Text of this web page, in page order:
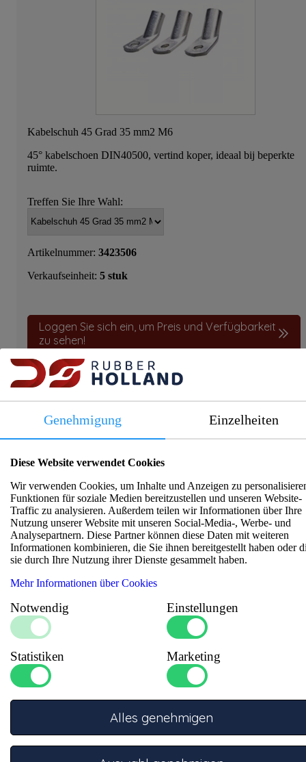
Kabelschuh 45 Grad 35 mm2 M6
45° kabelschoen DIN40500, vertind koper, ideaal bij beperkte
ruimte.
Treffen Sie Ihre Wahl:
Artikelnummer: 3423506
Verkaufseinheit: 5 stuk
Loggen Sie sich ein, um Preis und Verfügbarkeit
zu sehen!
Produktinformationen
Erleben Sie die Premiumqualität dieses 45-Grad-Kabelschuhs.
Fachmännisch aus hochwertigem Kupfer mit einer langlebigen
Verzinnung gefertigt, bietet er hervorragenden
Korrosionsschutz in einer robusten, vollständig geschlossenen
Konstruktion. Durch den 45-Grad-Winkel eignet sich dieser
Kabelschuh ideal für Anwendungen mit wenig Platz oder bei
denen eine Winkeleinbaulage gefragt ist. Speziell für den
Einsatz bei schweren Kabeln entwickelt, garantiert das
innovative Design eine perfekte und sichere Verbindung sowie
eine effiziente Installation. Wählen Sie diesen Kabelschuh als
Anwendungen, die höchsten Qualitätsstandards entsprechen.
Datenblätter
Spezifikationen
Anzahl Verpressungen : 2
Genehmigung Einzelheiten
Diese Website verwendet Cookies
Wir verwenden Cookies, um Inhalte und Anzeigen zu
Funktionen für soziale Medien bereitzustellen und unseren Website-
Traffic zu analysieren. Außerdem teilen wir Informationen über Ihre
Nutzung unserer Website mit unseren Social-Media-, Werbe- und
Analysepartnern. Diese Partner können diese Daten mit weiteren
Informationen kombinieren, die Sie ihnen bereitgestellt haben oder
sie durch Ihre Nutzung ihrer Dienste gesammelt haben.
Mehr Informationen über Cookies
Notwendig Einstellungen
Statistiken Marketing
Alles genehmigen